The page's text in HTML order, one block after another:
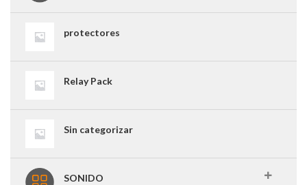
protectores
Relay Pack
Sin categorizar
SONIDO